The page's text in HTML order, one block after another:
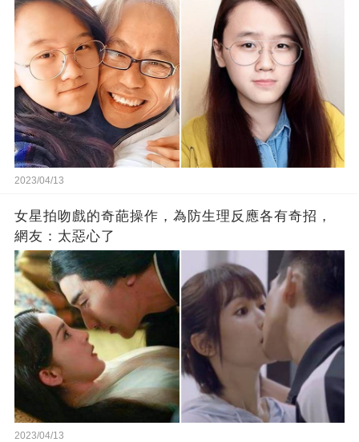
2023/04/13
女星拍吻戲的奇葩操作，為防生理反應各有奇招，
網友：太惡心了
2023/04/13